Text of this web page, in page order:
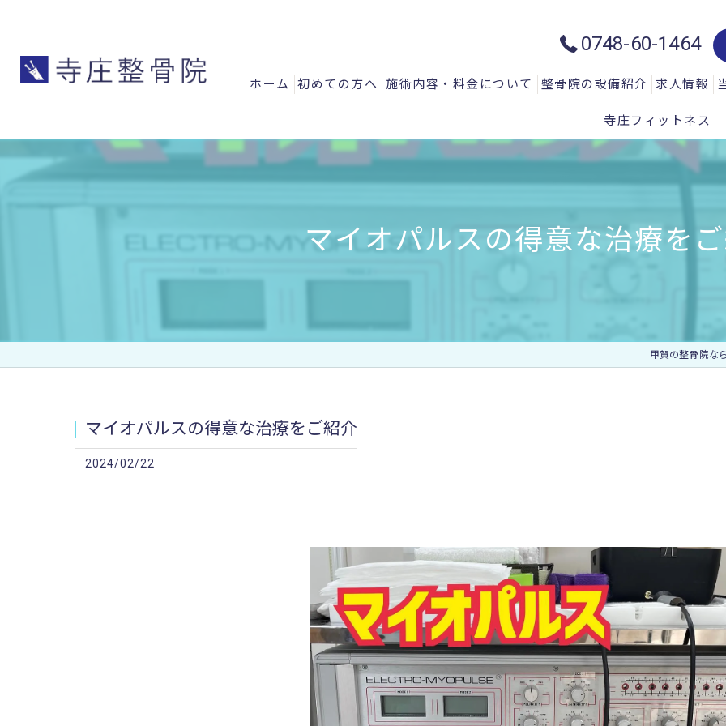
0748-60-1464
ホーム 初めての方へ
よくある質問
施術内容・料金について
一般施術メニュー
整骨院の設備紹介
ハイトーン治療器：ハイチャージ
微弱電流治療器：エレクトロマ
微弱電流治療器：エレサス
加圧治療：MCCⅡマルチカフケ
求人情報
寺庄フィットネス
マイオパルスの得意な治療を
甲賀の整骨院な
マイオパルスの得意な治療をご紹介
2024/02/22